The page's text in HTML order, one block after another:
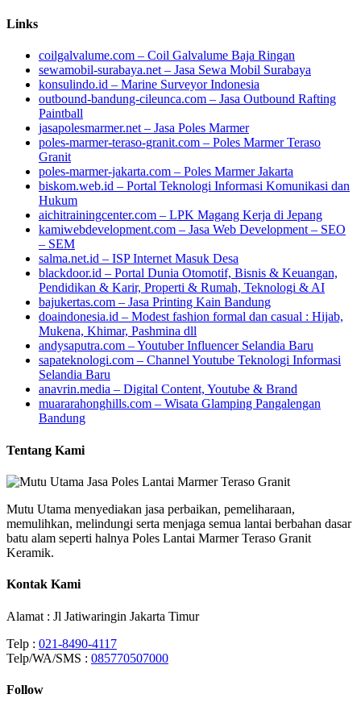
Links
coilgalvalume.com – Coil Galvalume Baja Ringan
sewamobil-surabaya.net – Jasa Sewa Mobil Surabaya
konsulindo.id – Marine Surveyor Indonesia
outbound-bandung-cileunca.com – Jasa Outbound Rafting
Paintball
jasapolesmarmer.net – Jasa Poles Marmer
poles-marmer-teraso-granit.com – Poles Marmer Teraso
Granit
poles-marmer-jakarta.com – Poles Marmer Jakarta
biskom.web.id – Portal Teknologi Informasi Komunikasi dan
Hukum
aichitrainingcenter.com – LPK Magang Kerja di Jepang
kamiwebdevelopment.com – Jasa Web Development – SEO
– SEM
salma.net.id – ISP Internet Masuk Desa
blackdoor.id – Portal Dunia Otomotif, Bisnis & Keuangan,
Pendidikan & Karir, Properti & Rumah, Teknologi & AI
bajukertas.com – Jasa Printing Kain Bandung
doaindonesia.id – Modest fashion formal dan casual : Hijab,
Mukena, Khimar, Pashmina dll
andysaputra.com – Youtuber Influencer Selandia Baru
sapateknologi.com – Channel Youtube Teknologi Informasi
Selandia Baru
anavrin.media – Digital Content, Youtube & Brand
muararahonghills.com – Wisata Glamping Pangalengan
Bandung
Tentang Kami
Mutu Utama menyediakan jasa perbaikan, pemeliharaan,
memulihkan, melindungi serta menjaga semua lantai berbahan dasar
batu alam seperti halnya Poles Lantai Marmer Teraso Granit
Keramik.
Kontak Kami
Alamat : Jl Jatiwaringin Jakarta Timur
Telp : 021-8490-4117
Telp/WA/SMS : 085770507000
Follow